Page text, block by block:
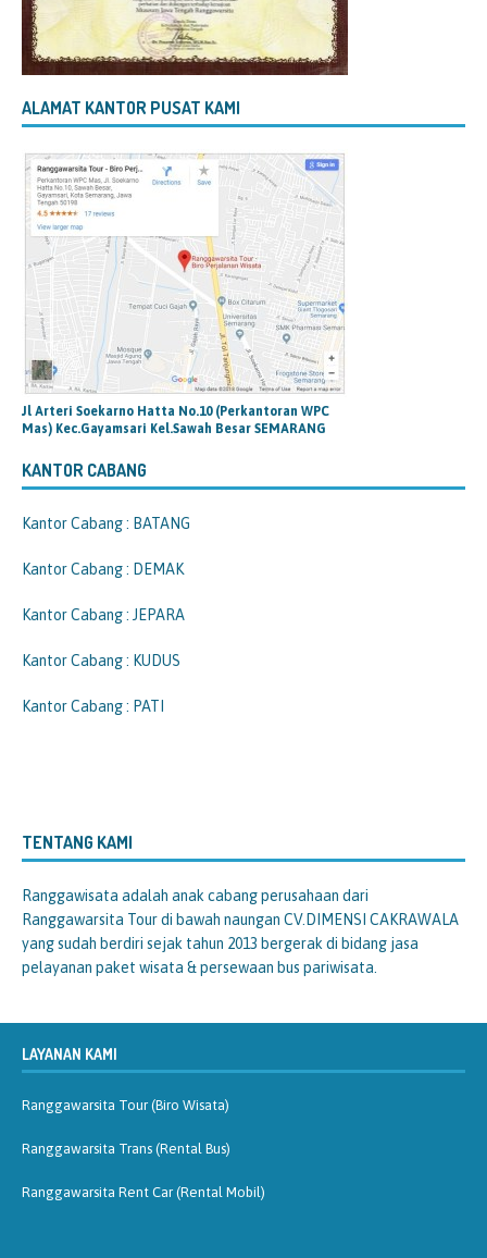
ALAMAT KANTOR PUSAT KAMI
Jl Arteri Soekarno Hatta No.10 (Perkantoran WPC
Mas) Kec.Gayamsari Kel.Sawah Besar SEMARANG
KANTOR CABANG
Kantor Cabang : BATANG
Kantor Cabang : DEMAK
Kantor Cabang : JEPARA
Kantor Cabang : KUDUS
Kantor Cabang : PATI
TENTANG KAMI
Ranggawisata adalah anak cabang perusahaan dari
Ranggawarsita Tour di bawah naungan CV.DIMENSI CAKRAWALA
yang sudah berdiri sejak tahun 2013 bergerak di bidang jasa
pelayanan paket wisata & persewaan bus pariwisata.
LAYANAN KAMI
Ranggawarsita Tour (Biro Wisata)
Ranggawarsita Trans (Rental Bus)
Ranggawarsita Rent Car (Rental Mobil)